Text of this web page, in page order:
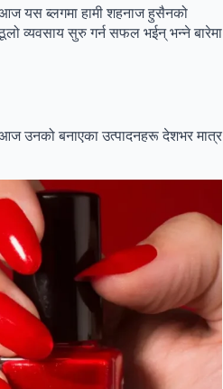
यस ब्लगमा हामी शहनाज हुसैनको
व्यवसाय सुरु गर्न सफल भईन् भन्ने बारेमा
उनको बनाएका उत्पादनहरू देशभर मात्र